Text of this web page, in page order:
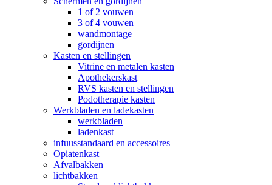
1 of 2 vouwen
3 of 4 vouwen
wandmontage
gordijnen
Kasten en stellingen
Vitrine en metalen kasten
Apothekerskast
RVS kasten en stellingen
Podotherapie kasten
Werkbladen en ladekasten
werkbladen
ladenkast
infuusstandaard en accessoires
Opiatenkast
Afvalbakken
lichtbakken